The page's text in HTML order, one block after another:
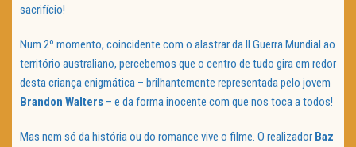
sacrifício!
Num 2º momento, coincidente com o alastrar da II Guerra Mundial ao
território australiano, percebemos que o centro de tudo gira em redor
desta criança enigmática – brilhantemente representada pelo jovem
Brandon Walters – e da forma inocente com que nos toca a todos!
Mas nem só da história ou do romance vive o filme. O realizador Baz